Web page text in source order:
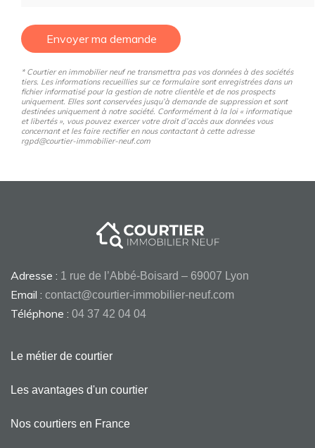
Envoyer ma demande
* Courtier en immobilier neuf ne transmettra pas vos données à des sociétés
tiers. Les informations recueillies sur ce formulaire sont enregistrées dans un
fichier informatisé pour la gestion de notre clientèle et de nos prospects
uniquement. Elles sont conservées jusqu’à demande de suppression et sont
destinées uniquement à notre société. Conformément à la loi « informatique
et libertés », vous pouvez exercer votre droit d’accès aux données vous
concernant et les faire rectifier en nous contactant à cette adresse
rgpd@courtier-immobilier-neuf.com
Adresse : 1 rue de l’Abbé-Boisard – 69007 Lyon
Email : contact@courtier-immobilier-neuf.com
Téléphone : 04 37 42 04 04
Le métier de courtier
Les avantages d'un courtier
Nos courtiers en France